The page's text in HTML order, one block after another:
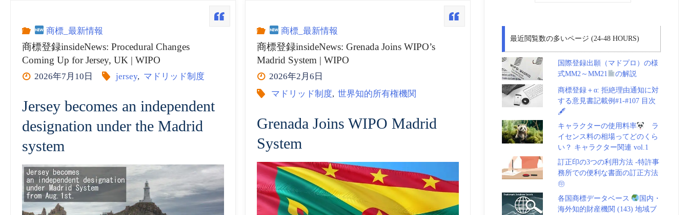
商標_最新情報
商標登録insideNews: Procedural Changes
Coming Up for Jersey, UK | WIPO
2026年7月10日 jersey, マドリッド制度
Jersey becomes an independent
designation under the Madrid
system
商標_最新情報
商標登録insideNews: Grenada Joins WIPO’s
Madrid System | WIPO
2026年2月6日
マドリッド制度, 世界知的所有権機関
Grenada Joins WIPO Madrid
System
最近閲覧数の多いページ (24-48 HOURS)
国際登録出願（マドプロ）の様
式MM2～MM21
の解説
商標登録＋α: 拒絶理由通知に対
する意見書記載例#1-#107 目次
🖋
キャラクターの使用料率
ラ
イセンス料の相場ってどのくら
い？ キャラクター関連 vol.1
訂正印の3つの利用方法 -特許事
務所での便利な書面の訂正方法
㊞
各国商標データベース
国内・
海外知的財産機関 (143) 地域ブ